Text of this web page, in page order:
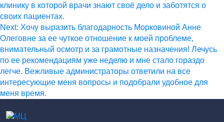
клинику в которой врачи знают своё дело и заботятся о
своих пациентах.
Next: Хочу выразить благодарность Морковиной Анне
Олеговне за ее чуткое отношение к моей проблеме,
внимательный осмотр и за грамотные назначения! Лечусь
по ее рекомендациям уже неделю и мне стало гораздо
легче. Вежливые администраторы ответили на все
интересующие меня вопросы и подобрали удобное для
меня время.